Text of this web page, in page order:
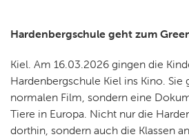
Hardenbergschule geht zum
Kiel. Am 16.03.2026 gingen die
Hardenbergschule Kiel ins Kino.
normalen Film, sondern eine
Tiere in Europa. Nicht nur die
dorthin, sondern auch die Klassen